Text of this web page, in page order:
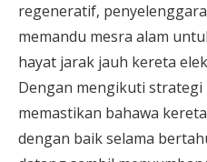
regeneratif,
memandu mesra alam
hayat jarak jauh kereta
Dengan mengikuti strategi
memastikan bahawa
dengan baik selama